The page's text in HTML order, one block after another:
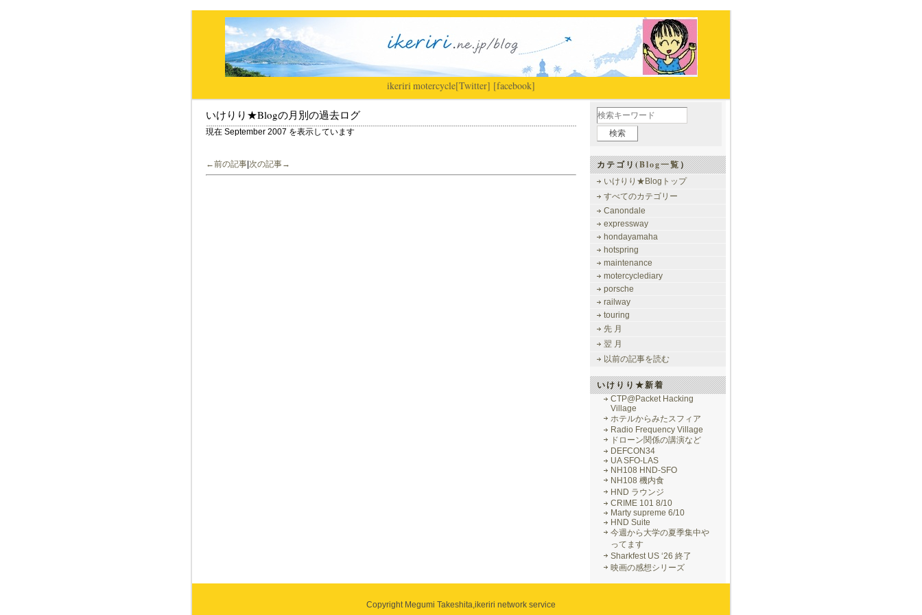
ikeriri|motercycle[Twitter] [facebook]
いけりり★Blogの月別の過去ログ
現在 September 2007 を表示しています
←前の記事 次の記事→ カテゴリ(Blog一覧）
いけりり★Blogトップ
すべてのカテゴリー
Canondale
expressway
hondayamaha
hotspring
maintenance
motercyclediary
porsche
railway
touring
先 月
翌 月
以前の記事を読む
いけりり★新着
CTP@Packet Hacking
Village
ホテルからみたスフィア
Radio Frequency Village
ドローン関係の講演など
DEFCON34
UA SFO-LAS
NH108 HND-SFO
NH108 機内食
HND ラウンジ
CRIME 101 8/10
Marty supreme 6/10
HND Suite
今週から大学の夏季集中や
ってます
Sharkfest US ‘26 終了
映画の感想シリーズ
Copyright Megumi Takeshita,ikeriri network service